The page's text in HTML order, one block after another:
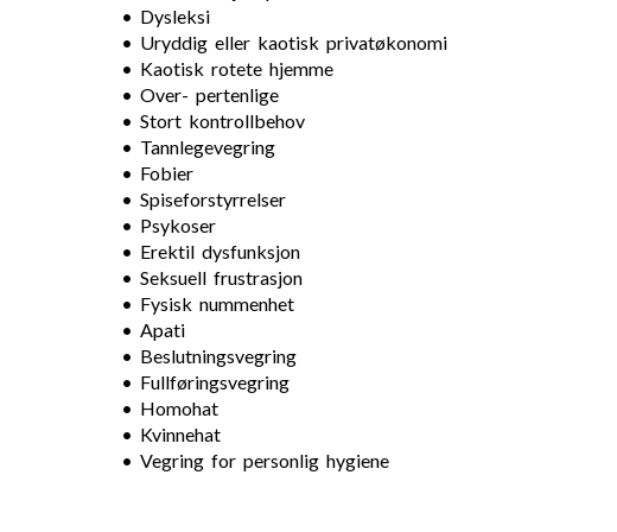
• Dysleksi
• Uryddig eller kaotisk privatøkonomi
• Kaotisk rotete hjemme
• Over- pertenlige
• Stort kontrollbehov
• Tannlegevegring
• Fobier
• Spiseforstyrrelser
• Psykoser
• Erektil dysfunksjon
• Seksuell frustrasjon
• Fysisk nummenhet
• Apati
• Beslutningsvegring
• Fullføringsvegring
• Homohat
• Kvinnehat
• Vegring for personlig hygiene